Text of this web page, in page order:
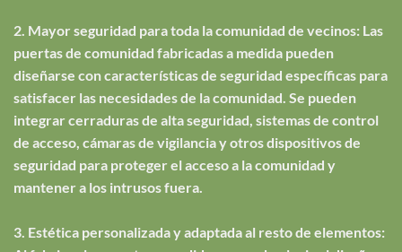
2. Mayor seguridad para toda la comunidad de vecinos: Las
puertas de comunidad fabricadas a medida pueden
diseñarse con características de seguridad específicas para
satisfacer las necesidades de la comunidad. Se pueden
integrar cerraduras de alta seguridad, sistemas de control
de acceso, cámaras de vigilancia y otros dispositivos de
seguridad para proteger el acceso a la comunidad y
mantener a los intrusos fuera.
3. Estética personalizada y adaptada al resto de elementos: